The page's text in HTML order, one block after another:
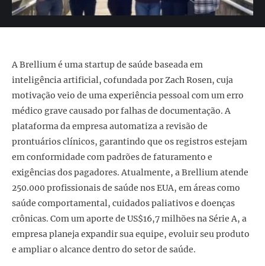
A Brellium é uma startup de saúde baseada em
inteligência artificial, cofundada por Zach Rosen, cuja
motivação veio de uma experiência pessoal com um erro
médico grave causado por falhas de documentação. A
plataforma da empresa automatiza a revisão de
prontuários clínicos, garantindo que os registros estejam
em conformidade com padrões de faturamento e
exigências dos pagadores. Atualmente, a Brellium atende
250.000 profissionais de saúde nos EUA, em áreas como
saúde comportamental, cuidados paliativos e doenças
crônicas. Com um aporte de US$16,7 milhões na Série A, a
empresa planeja expandir sua equipe, evoluir seu produto
e ampliar o alcance dentro do setor de saúde.